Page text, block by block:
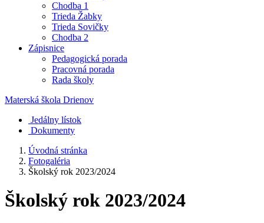
Chodba 1
Trieda Žabky
Trieda Sovičky
Chodba 2
Zápisnice
Pedagogická porada
Pracovná porada
Rada školy
Materská škola Drienov
Jedálny lístok
Dokumenty
Úvodná stránka
Fotogaléria
Školský rok 2023/2024
Školský rok 2023/2024